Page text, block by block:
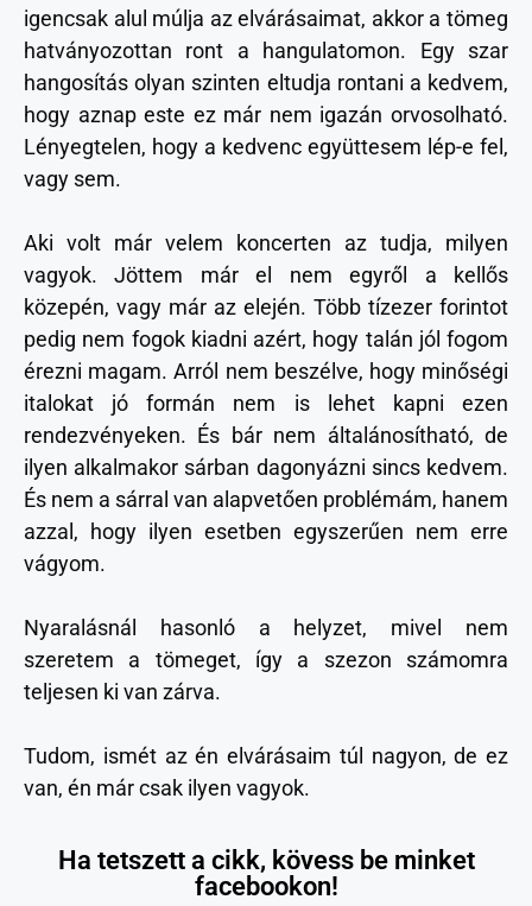
igencsak alul múlja az elvárásaimat, akkor a tömeg
hatványozottan ront a hangulatomon. Egy szar
hangosítás olyan szinten eltudja rontani a kedvem,
hogy aznap este ez már nem igazán orvosolható.
Lényegtelen, hogy a kedvenc együttesem lép-e fel,
vagy sem.
Aki volt már velem koncerten az tudja, milyen
vagyok. Jöttem már el nem egyről a kellős
közepén, vagy már az elején. Több tízezer forintot
pedig nem fogok kiadni azért, hogy talán jól fogom
érezni magam. Arról nem beszélve, hogy minőségi
italokat jó formán nem is lehet kapni ezen
rendezvényeken. És bár nem általánosítható, de
ilyen alkalmakor sárban dagonyázni sincs kedvem.
És nem a sárral van alapvetően problémám, hanem
azzal, hogy ilyen esetben egyszerűen nem erre
vágyom.
Nyaralásnál hasonló a helyzet, mivel nem
szeretem a tömeget, így a szezon számomra
teljesen ki van zárva.
Tudom, ismét az én elvárásaim túl nagyon, de ez
van, én már csak ilyen vagyok.
Ha tetszett a cikk, kövess be minket
facebookon!